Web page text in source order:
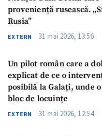
Trimite o informație
in English
proveniență rusească.
Rusia”
EXTERN 31 mai 2026, 13:56
Un pilot român care a
explicat de ce o
posibilă la Galați, unde
bloc de locuințe
EXTERN 31 mai 2026, 12:54